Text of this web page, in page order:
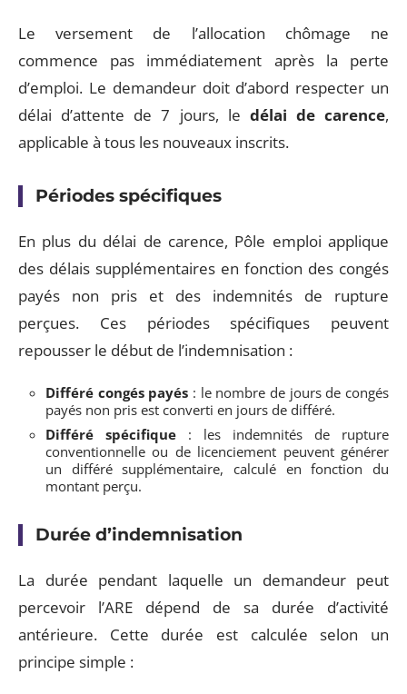
Le versement de l’allocation chômage ne
commence pas immédiatement après la perte
d’emploi. Le demandeur doit d’abord respecter un
délai d’attente de 7 jours, le délai de carence,
applicable à tous les nouveaux inscrits.
Périodes spécifiques
En plus du délai de carence, Pôle emploi applique
des délais supplémentaires en fonction des congés
payés non pris et des indemnités de rupture
perçues. Ces périodes spécifiques peuvent
repousser le début de l’indemnisation :
Différé congés payés : le nombre de jours de congés
payés non pris est converti en jours de différé.
Différé spécifique : les indemnités de rupture
conventionnelle ou de licenciement peuvent générer
un différé supplémentaire, calculé en fonction du
montant perçu.
Durée d’indemnisation
La durée pendant laquelle un demandeur peut
percevoir l’ARE dépend de sa durée d’activité
antérieure. Cette durée est calculée selon un
principe simple :